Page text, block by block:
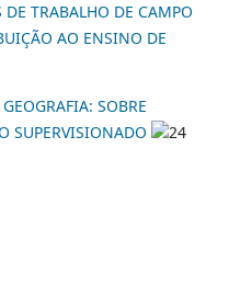
TRABALHO DE CAMPO
AO ENSINO DE
SOBRE
SUPERVISIONADO
24